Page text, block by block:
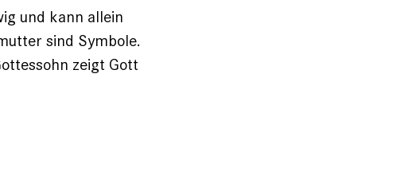
und kann allein
sind Symbole.
zeigt Gott